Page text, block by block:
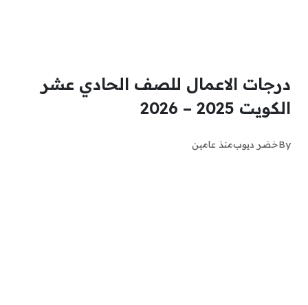
درجات الاعمال للصف الحادي عشر
الكويت 2025 – 2026
Byخضر ديوبمنذ عامين